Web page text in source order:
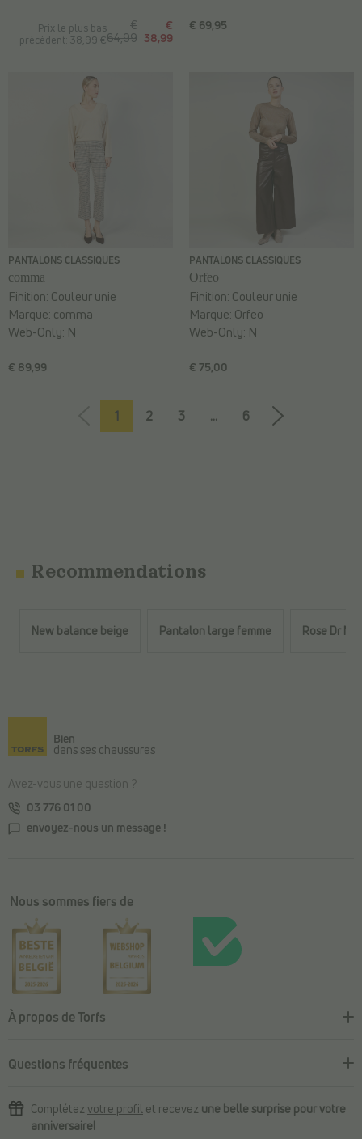
Prix le plus bas
précédent: 38,99 €
€
64,99
€
38,99
€ 69,95
PANTALONS CLASSIQUES
comma
€ 89,99
Finition: Couleur unie
Marque: comma
Web-Only: N
PANTALONS CLASSIQUES
Orfeo
€ 75,00
Finition: Couleur unie
Marque: Orfeo
Web-Only: N
1 2 3 ... 6
Recommendations
New balance beige Pantalon large femme Rose Dr
Bien
dans ses chaussures
Avez-vous une question ?
03 776 01 00
envoyez-nous un message !
Nous sommes fiers de
À propos de Torfs
Questions fréquentes
Complétez votre profil et recevez une belle surprise pour votre
anniversaire!